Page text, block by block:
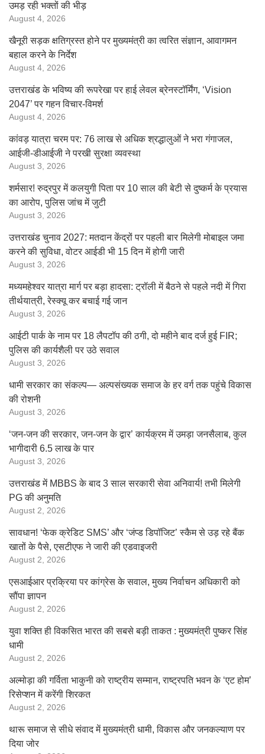
उमड़ रही भक्तों की भीड़
August 4, 2026
खैनूरी सड़क क्षतिग्रस्त होने पर मुख्यमंत्री का त्वरित संज्ञान, आवागमन
बहाल करने के निर्देश
August 4, 2026
उत्तराखंड के भविष्य की रूपरेखा पर हाई लेवल ब्रेनस्टॉर्मिंग, ‘Vision
2047’ पर गहन विचार-विमर्श
August 4, 2026
कांवड़ यात्रा चरम पर: 76 लाख से अधिक श्रद्धालुओं ने भरा गंगाजल,
आईजी-डीआईजी ने परखी सुरक्षा व्यवस्था
August 3, 2026
शर्मसार! रुद्रपुर में कलयुगी पिता पर 10 साल की बेटी से दुष्कर्म के प्रयास
का आरोप, पुलिस जांच में जुटी
August 3, 2026
उत्तराखंड चुनाव 2027: मतदान केंद्रों पर पहली बार मिलेगी मोबाइल जमा
करने की सुविधा, वोटर आईडी भी 15 दिन में होगी जारी
August 3, 2026
मध्यमहेश्वर यात्रा मार्ग पर बड़ा हादसा: ट्रॉली में बैठने से पहले नदी में गिरा
तीर्थयात्री, रेस्क्यू कर बचाई गई जान
August 3, 2026
आईटी पार्क के नाम पर 18 लैपटॉप की ठगी, दो महीने बाद दर्ज हुई FIR;
पुलिस की कार्यशैली पर उठे सवाल
August 3, 2026
धामी सरकार का संकल्प— अल्पसंख्यक समाज के हर वर्ग तक पहुंचे विकास
की रोशनी
August 3, 2026
‘जन-जन की सरकार, जन-जन के द्वार’ कार्यक्रम में उमड़ा जनसैलाब, कुल
भागीदारी 6.5 लाख के पार
August 3, 2026
उत्तराखंड में MBBS के बाद 3 साल सरकारी सेवा अनिवार्य! तभी मिलेगी
PG की अनुमति
August 2, 2026
सावधान! ‘फेक क्रेडिट SMS’ और ‘जंप्ड डिपॉजिट’ स्कैम से उड़ रहे बैंक
खातों के पैसे, एसटीएफ ने जारी की एडवाइजरी
August 2, 2026
एसआईआर प्रक्रिया पर कांग्रेस के सवाल, मुख्य निर्वाचन अधिकारी को
सौंपा ज्ञापन
August 2, 2026
युवा शक्ति ही विकसित भारत की सबसे बड़ी ताकत : मुख्यमंत्री पुष्कर सिंह
धामी
August 2, 2026
अल्मोड़ा की गर्विता भाकुनी को राष्ट्रीय सम्मान, राष्ट्रपति भवन के ‘एट होम’
रिसेप्शन में करेंगी शिरकत
August 2, 2026
थारू समाज से सीधे संवाद में मुख्यमंत्री धामी, विकास और जनकल्याण पर
दिया जोर